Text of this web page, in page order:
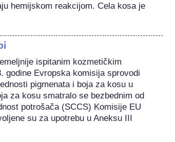
hemijskom reakcijom. Cela kosa je
ispitanim kozmetičkim
godine Evropska komisija sprovodi
pigmenata i boja za kosu u
za kosu smatralo se bezbednim od
potrošača (SCCS) Komisije EU
su za upotrebu u Aneksu III